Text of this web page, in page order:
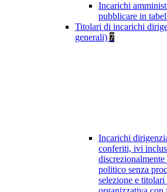
Incarichi
pubblicare in
Titolari di incarichi
generali) 7
Incarichi
conferiti, ivi
politico senza
selezione e